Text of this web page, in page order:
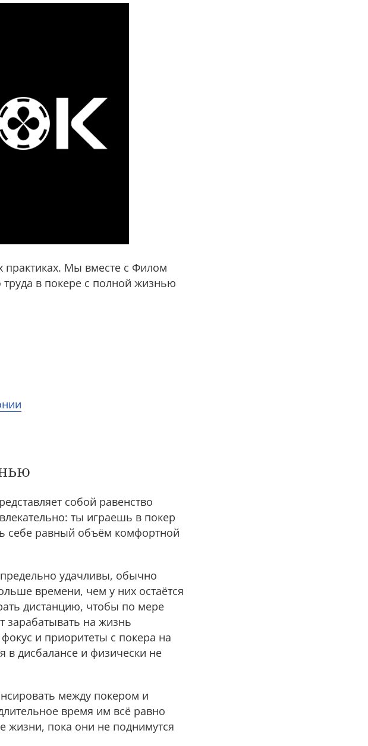
практиках. Мы вместе с Филом
в покере с полной жизнью
собой равенство
ты играешь в покер
себе равный объём комфортной
удачливы, обычно
времени, чем у них остаётся
дистанцию, чтобы по мере
зарабатывать на жизнь
и приоритеты с покера на
в дисбалансе и физически не
между покером и
время им всё равно
жизни, пока они не поднимутся